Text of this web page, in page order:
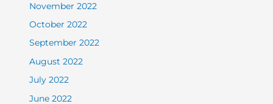
November 2022
October 2022
September 2022
August 2022
July 2022
June 2022